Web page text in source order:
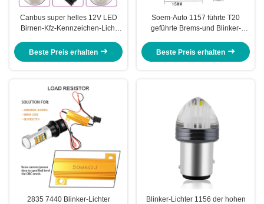
Canbus super helles 12V LED
Birnen-Kfz-Kennzeichen-Licht
Beste Preis erhalten
Soem-Auto 1157 führte T20
geführte Brems-und Blinker-
Blinklichter
Beste Preis erhalten
2835 7440 Blinker-Lichter
Blinker-Lichter 1156 der hohen